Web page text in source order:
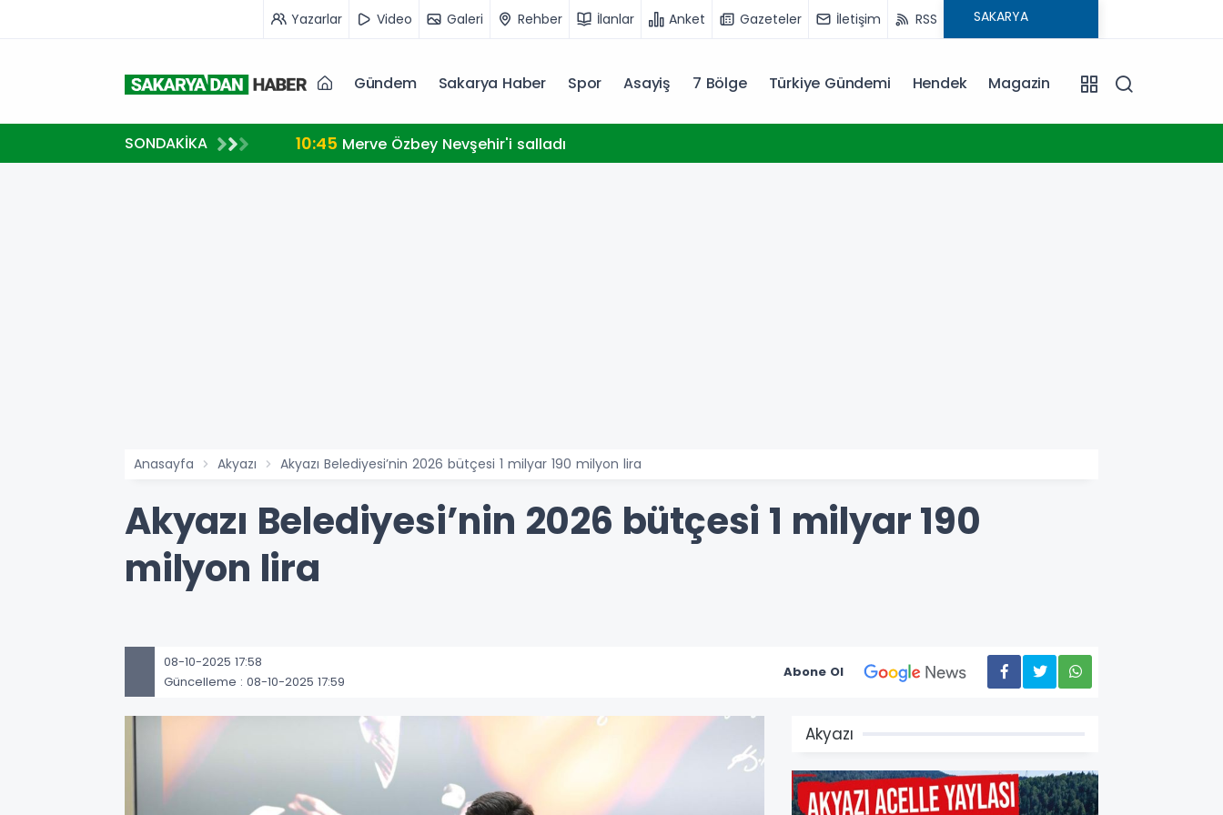
Yazarlar Video Galeri Rehber İlanlar Anket Gazeteler İletişim RSS
Gündem Sakarya Haber Spor Asayiş 7 Bölge Türkiye Gündemi Hendek Magazin
SONDAKİKA 10:45 Merve Özbey Nevşehir'i salladı
Anasayfa Akyazı Akyazı Belediyesi’nin 2026 bütçesi 1 milyar 190 milyon lira
Akyazı Belediyesi’nin 2026 bütçesi 1 milyar 190
milyon lira
08-10-2025 17:58
Güncelleme : 08-10-2025 17:59
Abone Ol
Akyazı